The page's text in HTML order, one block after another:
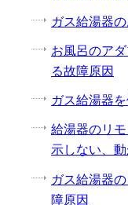
ガス給湯器
お風呂のア
る故障原因
ガス給湯器
給湯器のリ
示しない、
ガス給湯器
障原因